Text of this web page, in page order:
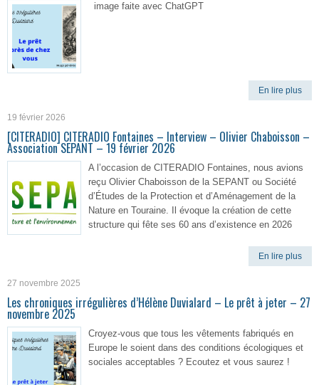
image faite avec ChatGPT
En lire plus
19 février 2026
[CITERADIO] CITERADIO Fontaines – Interview – Olivier Chaboisson –
Association SEPANT – 19 février 2026
A l’occasion de CITERADIO Fontaines, nous avions
reçu Olivier Chaboisson de la SEPANT ou Société
d’Études de la Protection et d’Aménagement de la
Nature en Touraine. Il évoque la création de cette
structure qui fête ses 60 ans d’existence en 2026
En lire plus
27 novembre 2025
Les chroniques irrégulières d’Hélène Duvialard – Le prêt à jeter – 27
novembre 2025
Croyez-vous que tous les vêtements fabriqués en
Europe le soient dans des conditions écologiques et
sociales acceptables ? Ecoutez et vous saurez !